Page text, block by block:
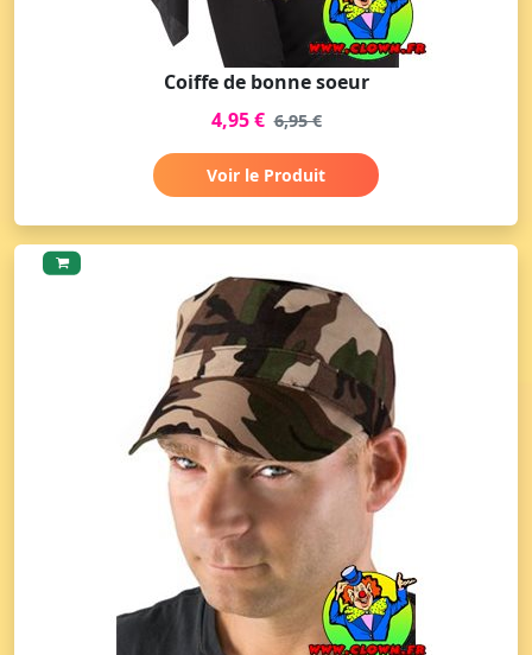
Coiffe de bonne soeur
4,95 € 6,95 €
Voir le Produit